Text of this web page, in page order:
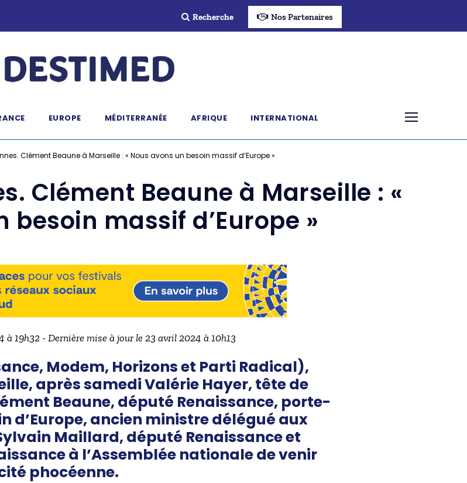
Recherche Nos Partenaires
EUROPE MÉDITERRANÉE AFRIQUE INTERNATIONAL
Clément Beaune à Marseille : « Nous avons un besoin massif d’Europe »
Clément Beaune à Marseille : «
besoin massif d’Europe »
à 19h32 - Dernière mise à jour le 23 avril 2024 à 10h13
Modem, Horizons et Parti Radical),
après samedi Valérie Hayer, tête de
Beaune, député Renaissance, porte-
d’Europe, ancien ministre délégué aux
Maillard, député Renaissance et
à l’Assemblée nationale de venir
phocéenne.